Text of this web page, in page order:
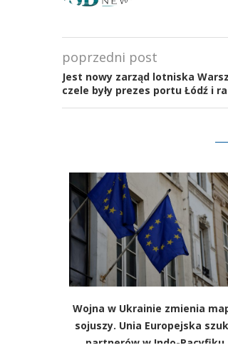
poprzedni post
Jest nowy zarząd lotniska
czele były prezes portu Łódź i
Wojna w Ukrainie zmienia
sojuszy. Unia Europejska
partnerów w Indo-Pacyfiku